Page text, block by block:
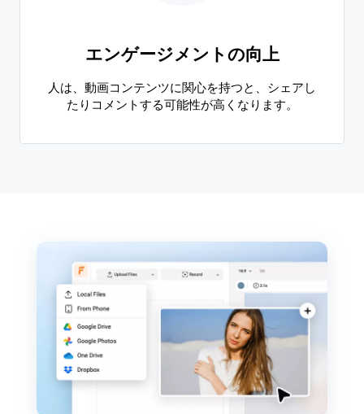
エンゲージメントの向上
人は、動画コンテンツに関心を持つと、シェアし
たりコメントする可能性が高くなります。